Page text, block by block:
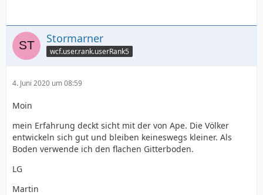
Stormarner
wcf.user.rank.userRank5
4. Juni 2020 um 08:59
Moin
mein Erfahrung deckt sicht mit der von Ape. Die Völker
entwickeln sich gut und bleiben keineswegs kleiner. Als
Boden verwende ich den flachen Gitterboden.
LG
Martin